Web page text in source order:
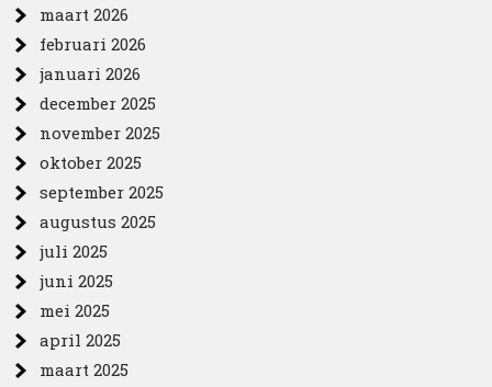
maart 2026
februari 2026
januari 2026
december 2025
november 2025
oktober 2025
september 2025
augustus 2025
juli 2025
juni 2025
mei 2025
april 2025
maart 2025